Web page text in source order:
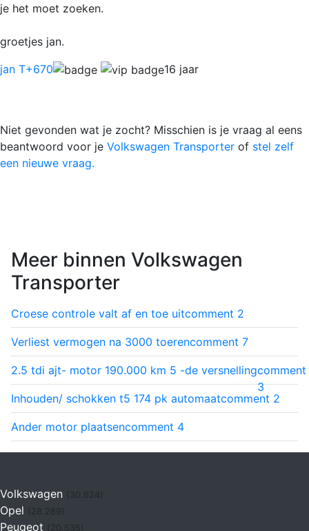
je het moet zoeken.
groetjes jan.
jan T+670 16 jaar
Niet gevonden wat je zocht? Misschien is je vraag al eens
beantwoord voor je Volkswagen Transporter of stel zelf
een nieuwe vraag.
Meer binnen Volkswagen
Transporter
Croese controle valt af en toe uitcomment 2
Verliest vermogen na 3000 toerencomment 7
2.5 tdi ajt- motor 190.000 km 5 -de versnellingcomment
3
Inhouden/ schokken t5 174 pk automaatcomment 2
Ander motor plaatsencomment 4
Volkswagen (30.624)
Opel
Peugeot